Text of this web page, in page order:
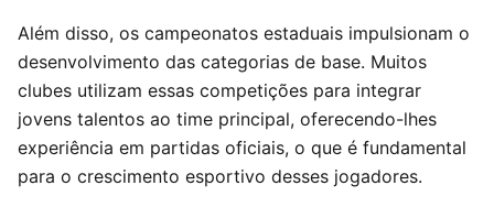
Além disso, os campeonatos estaduais impulsionam o
desenvolvimento das categorias de base. Muitos
clubes utilizam essas competições para integrar
jovens talentos ao time principal, oferecendo-lhes
experiência em partidas oficiais, o que é fundamental
para o crescimento esportivo desses jogadores.